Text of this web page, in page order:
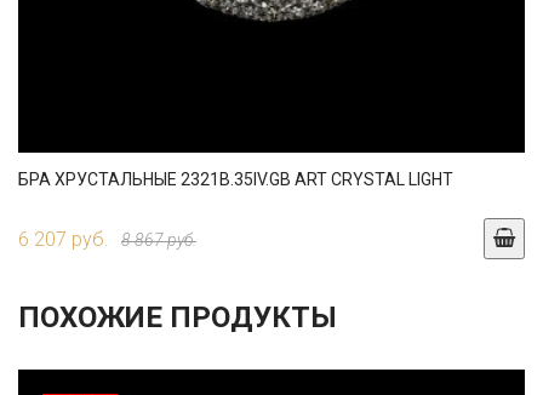
БРА ХРУСТАЛЬНЫЕ 2321B.35IV.GB ART CRYSTAL LIGHT
6 207 руб. 8 867 руб.
ПОХОЖИЕ ПРОДУКТЫ